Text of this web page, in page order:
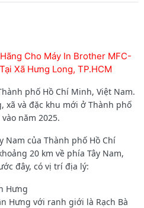
Cho Máy In Brother MFC-
Xã Hưng Long, TP.HCM
phố Hồ Chí Minh, Việt Nam.
xã và đặc khu mới ở Thành phố
năm 2025.
Nam của Thành phố Hồ Chí
20 km về phía Tây Nam,
đây, có vị trí địa lý:
Hưng
Hưng với ranh giới là Rạch Bà